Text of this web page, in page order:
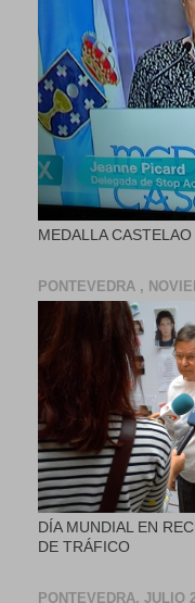
MEDALLA
PONTEVEDRA ,
DÍA MUNDIAL EN
DE TRÁFICO
PONTEVEDRA, JULIO